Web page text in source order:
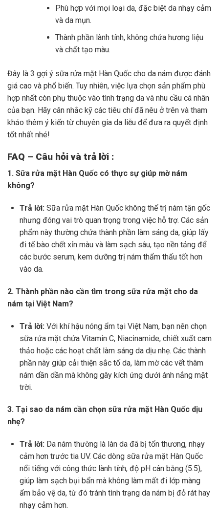
Phù hợp với mọi loại da, đặc biệt da nhạy cảm
và da mụn.
Thành phần lành tính, không chứa hương liệu
và chất tạo màu.
Đây là 3 gợi ý sữa rửa mặt Hàn Quốc cho da nám được đánh
giá cao và phổ biến. Tuy nhiên, việc lựa chọn sản phẩm phù
hợp nhất còn phụ thuộc vào tình trạng da và nhu cầu cá nhân
của bạn. Hãy cân nhắc kỹ các tiêu chí đã nêu ở trên và tham
khảo thêm ý kiến từ chuyên gia da liễu để đưa ra quyết định
tốt nhất nhé!
FAQ – Câu hỏi và trả lời :
1. Sữa rửa mặt Hàn Quốc có thực sự giúp mờ nám
không?
Trả lời: Sữa rửa mặt Hàn Quốc không thể trị nám tận gốc
nhưng đóng vai trò quan trọng trong việc hỗ trợ. Các sản
phẩm này thường chứa thành phần làm sáng da, giúp lấy
đi tế bào chết xỉn màu và làm sạch sâu, tạo nền tảng để
các bước serum, kem dưỡng trị nám thẩm thấu tốt hơn
vào da.
2. Thành phần nào cần tìm trong sữa rửa mặt cho da
nám tại Việt Nam?
Trả lời: Với khí hậu nóng ẩm tại Việt Nam, bạn nên chọn
sữa rửa mặt chứa Vitamin C, Niacinamide, chiết xuất cam
thảo hoặc các hoạt chất làm sáng da dịu nhẹ. Các thành
phần này giúp cải thiện sắc tố da, làm mờ các vết thâm
nám dần dần mà không gây kích ứng dưới ánh nắng mặt
trời.
3. Tại sao da nám cần chọn sữa rửa mặt Hàn Quốc dịu
nhẹ?
Trả lời: Da nám thường là làn da đã bị tổn thương, nhạy
cảm hơn trước tia UV. Các dòng sữa rửa mặt Hàn Quốc
nổi tiếng với công thức lành tính, độ pH cân bằng (5.5),
giúp làm sạch bụi bẩn mà không làm mất đi lớp màng
ẩm bảo vệ da, từ đó tránh tình trạng da nám bị đỏ rát hay
nhạy cảm hơn.